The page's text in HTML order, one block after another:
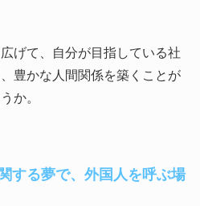
げて、自分が目指している社
豊かな人間関係を築くことが
か。
する夢で、外国人を呼ぶ場